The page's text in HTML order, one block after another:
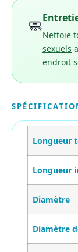
🧼Nettoie
sexuels
endroit
Longueur
Longueur
Diamètre
Diamètre